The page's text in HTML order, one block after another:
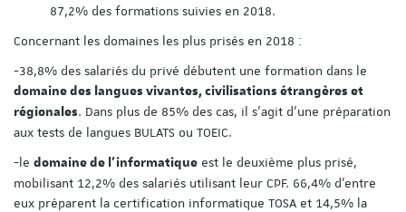
87,2% des formations suivies en 2018.
Concernant les domaines les plus prisés en 2018 :
-38,8% des salariés du privé débutent une formation dans le
domaine des langues vivantes, civilisations étrangères et
régionales. Dans plus de 85% des cas, il s’agit d’une préparation
aux tests de langues BULATS ou TOEIC.
-le domaine de l’informatique est le deuxième plus prisé,
mobilisant 12,2% des salariés utilisant leur CPF. 66,4% d’entre
eux préparent la certification informatique TOSA et 14,5% la